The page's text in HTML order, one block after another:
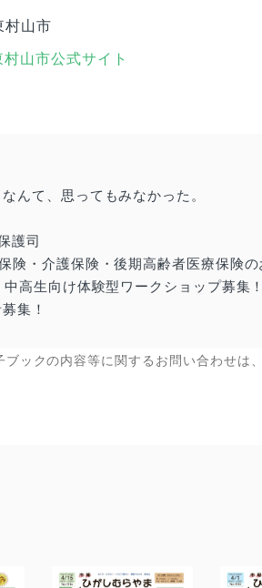
村山市
村山市公式サイト
んて、思ってもみなかった。
護司
・介護保険・後期高齢者医療保険の
高生向け体験型ワークショップ募集
！
ックの内容等に関するお問い合わせは